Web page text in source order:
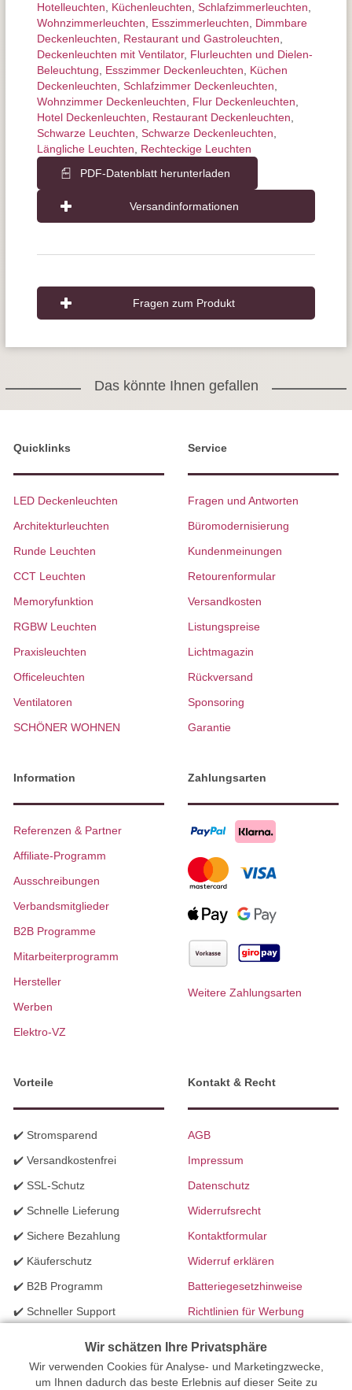
Hotelleuchten
Küchenleuchten Schlafzimmer­leuchten
Wohnzimmer­leuchten
Esszimmer­­leuchten
Dimmbare
Deckenleuchten
Restaurant und Gastroleuchten
Deckenleuchten mit Ventilator, Flurleuchten und Dielen-
Beleuchtung
Esszimmer Deckenleuchten
Küchen
Deckenleuchten Schlafzimmer Deckenleuchten
Wohnzimmer Deckenleuchten
Flur Deckenleuchten
Hotel Deckenleuchten
Restaurant Deckenleuchten
Schwarze Leuchten Schwarze Deckenleuchten
Längliche Leuchten
Rechteckige Leuchten
PDF-Datenblatt herunterladen
Versandinformationen
Fragen zum Produkt
Das könnte Ihnen gefallen
Quicklinks
LED Deckenleuchten
Architekturleuchten
Runde Leuchten
CCT Leuchten
Memoryfunktion
RGBW Leuchten
Praxisleuchten
Officeleuchten
Ventilatoren
SCHÖNER WOHNEN
Service
Fragen und Antworten
Büromodernisierung
Kundenmeinungen
Retourenformular
Versandkosten
Listungspreise
Lichtmagazin
Rückversand
Sponsoring
Garantie
Information
Referenzen & Partner
Affiliate-Programm
Ausschreibungen
Verbandsmitglieder
B2B Programme
Mitarbeiterprogramm
Hersteller
Werben
Elektro-VZ
Zahlungsarten
Weitere Zahlungsarten
Vorteile
✔️ Stromsparend
✔️ Versandkostenfrei
✔️ SSL-Schutz
✔️ Schnelle Lieferung
✔️ Sichere Bezahlung
✔️ Käuferschutz
✔️ B2B Programm
✔️ Schneller Support
Kontakt & Recht
AGB
Impressum
Datenschutz
Widerrufsrecht
Kontaktformular
Widerruf erklären
Batteriegesetzhinweise
Richtlinien für Werbung
Ihr Onlinefachhandel für Beleuchtung seit 2012 | Erstellt mit
Wir schätzen Ihre Privatsphäre
Wir verwenden Cookies für Analyse- und Marketingzwecke,
um Ihnen dadurch das beste Erlebnis auf dieser Seite zu